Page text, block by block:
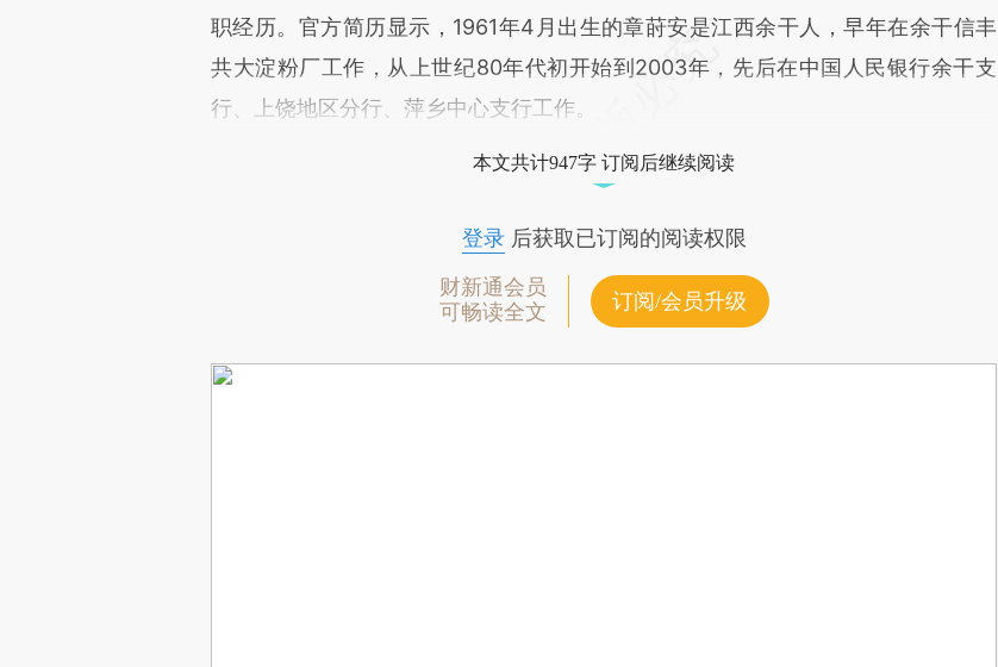
职经历。官方简历显示，1961年4月出生的章莳安是江西余干人，早年在余干信丰
共大淀粉厂工作，从上世纪80年代初开始到2003年，先后在中国人民银行余干支
行、上饶地区分行、萍乡中心支行工作。
本文共计947字 订阅后继续阅读
登录后获取已订阅的阅读权限
财新通会员
可畅读全文
订阅/会员升级